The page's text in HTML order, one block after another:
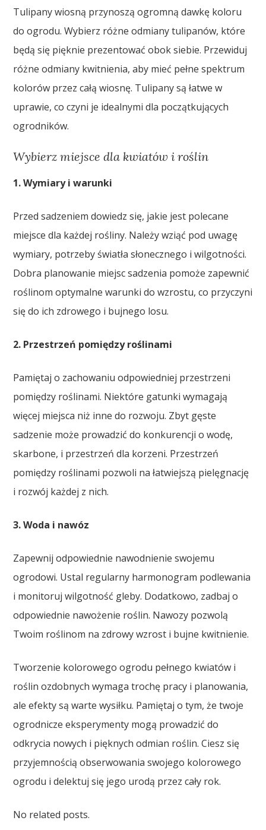
Tulipany wiosną przynoszą ogromną dawkę koloru
do ogrodu. Wybierz różne odmiany tulipanów, które
będą się pięknie prezentować obok siebie. Przewiduj
różne odmiany kwitnienia, aby mieć pełne spektrum
kolorów przez całą wiosnę. Tulipany są łatwe w
uprawie, co czyni je idealnymi dla początkujących
ogrodników.
Wybierz miejsce dla kwiatów i roślin
1. Wymiary i warunki
Przed sadzeniem dowiedz się, jakie jest polecane
miejsce dla każdej rośliny. Należy wziąć pod uwagę
wymiary, potrzeby światła słonecznego i wilgotności.
Dobra planowanie miejsc sadzenia pomoże zapewnić
roślinom optymalne warunki do wzrostu, co przyczyni
się do ich zdrowego i bujnego losu.
2. Przestrzeń pomiędzy roślinami
Pamiętaj o zachowaniu odpowiedniej przestrzeni
pomiędzy roślinami. Niektóre gatunki wymagają
więcej miejsca niż inne do rozwoju. Zbyt gęste
sadzenie może prowadzić do konkurencji o wodę,
skarbone, i przestrzeń dla korzeni. Przestrzeń
pomiędzy roślinami pozwoli na łatwiejszą pielęgnację
i rozwój każdej z nich.
3. Woda i nawóz
Zapewnij odpowiednie nawodnienie swojemu
ogrodowi. Ustal regularny harmonogram podlewania
i monitoruj wilgotność gleby. Dodatkowo, zadbaj o
odpowiednie nawożenie roślin. Nawozy pozwolą
Twoim roślinom na zdrowy wzrost i bujne kwitnienie.
Tworzenie kolorowego ogrodu pełnego kwiatów i
roślin ozdobnych wymaga trochę pracy i planowania,
ale efekty są warte wysiłku. Pamiętaj o tym, że twoje
ogrodnicze eksperymenty mogą prowadzić do
odkrycia nowych i pięknych odmian roślin. Ciesz się
przyjemnością obserwowania swojego kolorowego
ogrodu i delektuj się jego urodą przez cały rok.
No related posts.